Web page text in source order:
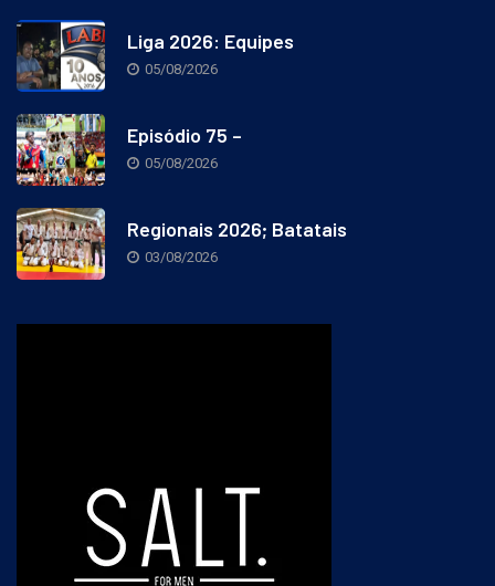
Liga 2026: Equipes
05/08/2026
Episódio 75 –
05/08/2026
Regionais 2026; Batatais
03/08/2026